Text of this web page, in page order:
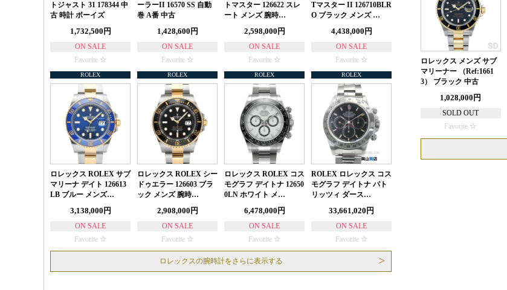
トジャスト 31 178344 中
古 時計 ボーイズ
1,732,500円
ON SALE
Favorite
ーラーII 16570 SS 自動
巻 A番 中古
1,428,600円
ON SALE
Favorite
トマスター 126622 スレ
ート メンズ 腕時…
2,598,000円
ON SALE
Favorite
Tマスター II 126710BLR
O ブラック メンズ …
4,438,000円
ON SALE
Favorite
ROLEX
ロレックス ROLEX サブ
マリーナ デイト 126613
LB ブルー メンズ…
3,138,000円
ON SALE
Favorite
ROLEX
ロレックス ROLEX シー
ドゥエラー 126603 ブラ
ック メンズ 腕時…
2,908,000円
ON SALE
Favorite
ROLEX
ロレックス ROLEX コス
モグラフ デイトナ 12650
0LN ホワイト メ…
6,478,000円
ON SALE
Favorite
ROLEX
ROLEX ロレックス コス
モグラフ デイトナ パト
リッツィ ダース…
33,661,020円
ON SALE
Favorite
ロレックスの腕時計をさらに表示する
ロレックス メンズ サブ
マリーナー （Ref:1661
3） ブラック 中古
1,028,000円
SOLD OUT
Favorite